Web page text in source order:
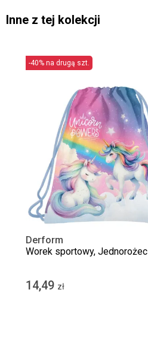
Inne z tej kolekcji
-40% na drugą szt.
Derform
Worek sportowy, Jednorożec
14,49 zł